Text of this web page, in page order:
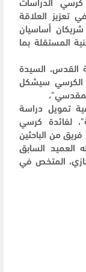
تعزيز العلاقة
شريكان أساسيان
المستقلة بما
القدس، السيدة
الكرسي سيشكل
تمويل دراسة
لفائدة كرسي
من الباحثين
العميد السابق
المتخص في